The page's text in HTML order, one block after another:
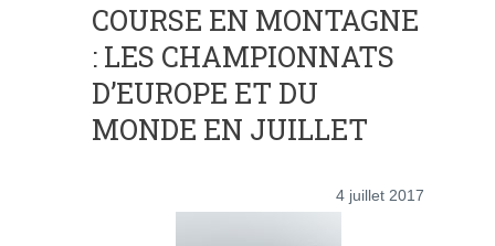
COURSE EN MONTAGNE
: LES CHAMPIONNATS
D’EUROPE ET DU
MONDE EN JUILLET
4 juillet 2017